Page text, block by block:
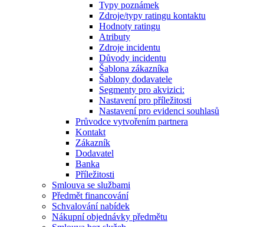
Typy poznámek
Zdroje/typy ratingu kontaktu
Hodnoty ratingu
Atributy
Zdroje incidentu
Důvody incidentu
Šablona zákazníka
Šablony dodavatele
Segmenty pro akvizici:
Nastavení pro příležitosti
Nastavení pro evidenci souhlasů
Průvodce vytvořením partnera
Kontakt
Zákazník
Dodavatel
Banka
Příležitosti
Smlouva se službami
Předmět financování
Schvalování nabídek
Nákupní objednávky předmětu